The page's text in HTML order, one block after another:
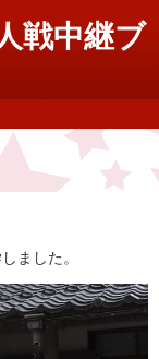
戦中継ブ
ました。